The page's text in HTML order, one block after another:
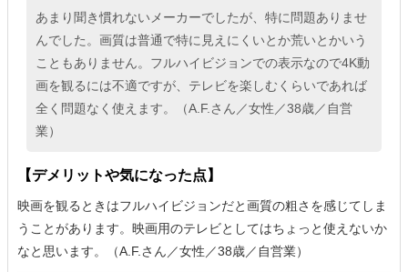
あまり聞き慣れないメーカーでしたが、特に問題ありませ
んでした。画質は普通で特に見えにくいとか荒いとかいう
こともありません。フルハイビジョンでの表示なので4K動
画を観るには不適ですが、テレビを楽しむくらいであれば
全く問題なく使えます。（A.F.さん／女性／38歳／自営
業）
【デメリットや気になった点】
映画を観るときはフルハイビジョンだと画質の粗さを感じてしま
うことがあります。映画用のテレビとしてはちょっと使えないか
なと思います。（A.F.さん／女性／38歳／自営業）